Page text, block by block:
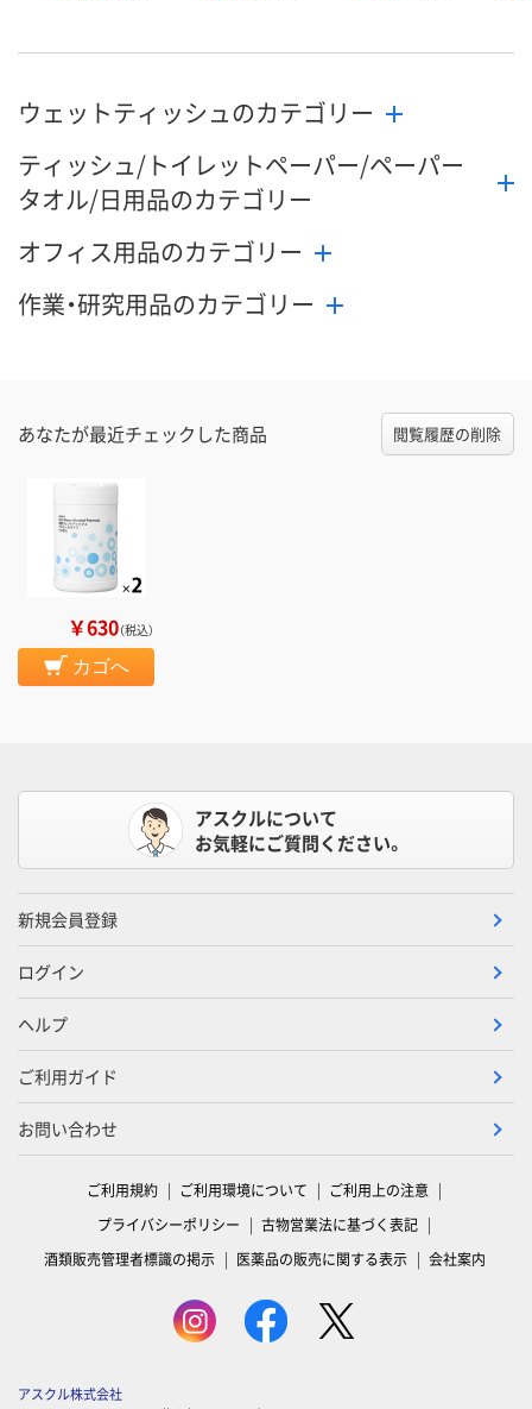
ウェットティッシュのカテゴリー
ティッシュ/トイレットペーパー/ペーパー
タオル/日用品のカテゴリー
オフィス用品のカテゴリー
作業・研究用品のカテゴリー
あなたが最近チェックした商品 閲覧履歴の削除
￥630（税込）
カゴへ
アスクルについて
お気軽にご質問ください。
新規会員登録
ログイン
ヘルプ
ご利用ガイド
お問い合わせ
ご利用規約 ご利用環境について
ご利用上の注意
プライバシーポリシー
古物営業法に基づく表記
酒類販売管理者標識の掲示
医薬品の販売に関する表示 会社案内
アスクル株式会社